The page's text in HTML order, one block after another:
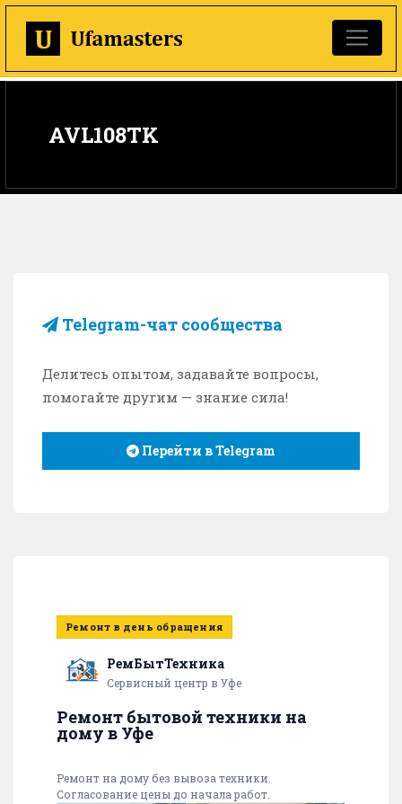
AVL108TK
Telegram-чат сообщества
Делитесь опытом, задавайте вопросы,
помогайте другим — знание сила!
Перейти в Telegram
Ремонт в день обращения
РемБытТехника
Сервисный центр в Уфе
Ремонт бытовой техники на
дому в Уфе
Ремонт на дому без вывоза техники.
Согласование цены до начала работ.